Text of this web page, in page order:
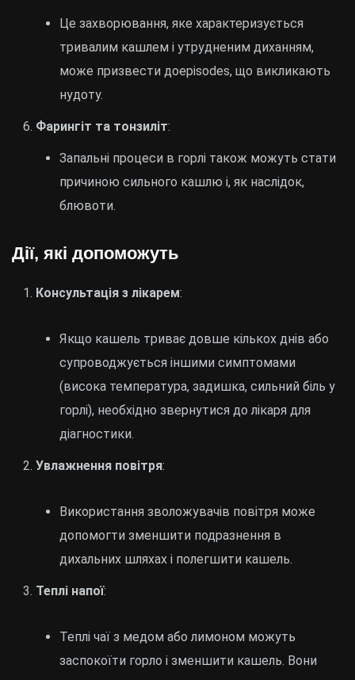
Це захворювання, яке характеризується
тривалим кашлем і утрудненим диханням,
може призвести доepisodes, що викликають
нудоту.
Фарингіт та тонзиліт:
Запальні процеси в горлі також можуть стати
причиною сильного кашлю і, як наслідок,
блювоти.
Дії, які допоможуть
Консультація з лікарем:
Якщо кашель триває довше кількох днів або
супроводжується іншими симптомами
(висока температура, задишка, сильний біль у
горлі), необхідно звернутися до лікаря для
діагностики.
Увлажнення повітря:
Використання зволожувачів повітря може
допомогти зменшити подразнення в
дихальних шляхах і полегшити кашель.
Теплі напої:
Теплі чаї з медом або лимоном можуть
заспокоїти горло і зменшити кашель. Вони